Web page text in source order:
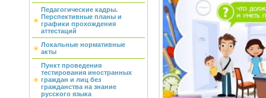
Педагогические кадры.
Перспективные планы и
графики прохождения
аттестаций
Локальные нормативные
акты
Пункт проведения
тестирования иностранных
граждан и лиц без
гражданства на знание
русского языка